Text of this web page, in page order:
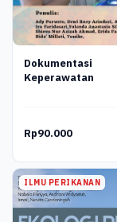
Dokumentasi
Keperawatan
Rp90.000
ILMU PERIKANAN